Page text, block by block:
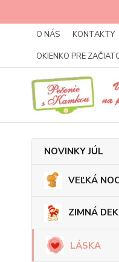
O NÁS KONTAKTY
OKIENKO PRE
NOVINKY JÚL
VEĽKÁ
ZIMNÁ
LÁSKA